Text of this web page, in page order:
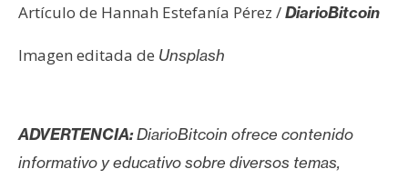
Artículo de Hannah Estefanía Pérez /DiarioBitcoin
Imagen editada de Unsplash
ADVERTENCIA:DiarioBitcoin ofrece contenido
informativo y educativo sobre diversos temas,